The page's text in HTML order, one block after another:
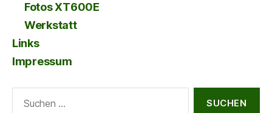
Fotos XT600E
Werkstatt
Links
Impressum
nach: